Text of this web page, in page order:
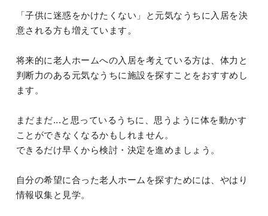
「子供に迷惑をかけたくない」と元気なうちに入居を決
意される方も増えています。
将来的に老人ホームへの入居を考えている方は、体力と
判断力のある元気なうちに施設を探すことをおすすめし
ます。
まだまだ...と思っているうちに、思うように体を動かす
ことができなくなるかもしれません。
できるだけ早くから検討・決定を進めましょう。
自分の希望に合った老人ホームを探すためには、やはり
情報収集と見学。